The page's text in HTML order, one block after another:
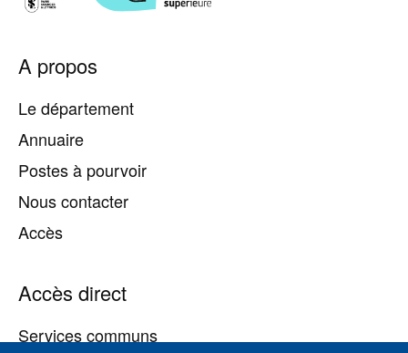
Pied
de
A propos
Le département
Annuaire
Postes à pourvoir
Nous contacter
Accès
Accès direct
Services communs